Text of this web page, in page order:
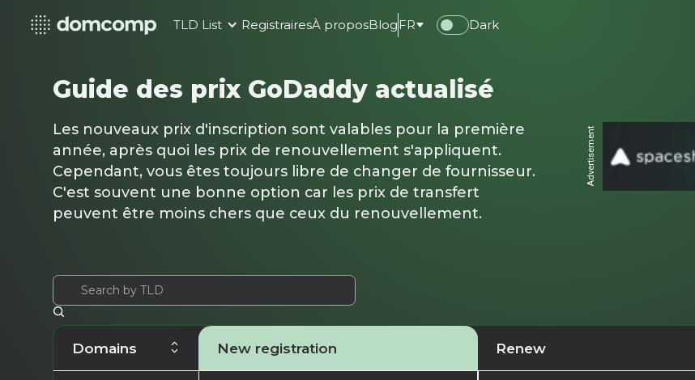
TLD List RegistrairesÀ proposBlog FR Dark
Guide des prix GoDaddy actualisé
Les nouveaux prix d'inscription sont valables pour la première
année, après quoi les prix de renouvellement s'appliquent.
Cependant, vous êtes toujours libre de changer de fournisseur.
C'est souvent une bonne option car les prix de transfert
peuvent être moins chers que ceux du renouvellement.
Advertisement
Domains New registration Renew